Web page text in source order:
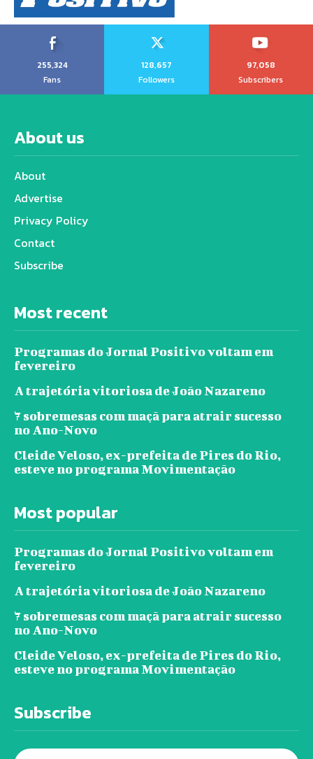
255,324
Fans
128,657
Followers
97,058
Subscribers
About us
About
Advertise
Privacy Policy
Contact
Subscribe
Most recent
Programas do Jornal Positivo voltam em
fevereiro
A trajetória vitoriosa de João Nazareno
7 sobremesas com maçã para atrair sucesso
no Ano-Novo
Cleide Veloso, ex-prefeita de Pires do Rio,
esteve no programa Movimentação
Most popular
Programas do Jornal Positivo voltam em
fevereiro
A trajetória vitoriosa de João Nazareno
7 sobremesas com maçã para atrair sucesso
no Ano-Novo
Cleide Veloso, ex-prefeita de Pires do Rio,
esteve no programa Movimentação
Subscribe